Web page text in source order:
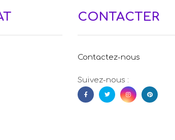
CONTACTER
Contactez-nous
Suivez-nous :